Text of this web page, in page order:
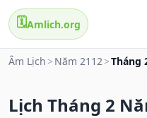
🗓️Amlich.org
Âm Lịch > Năm 2112>Tháng
Lịch Tháng 2